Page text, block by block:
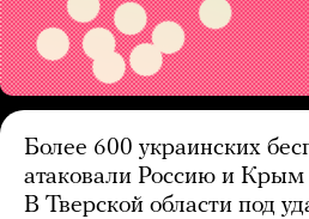
Более 600 украинских
атаковали Россию и Крым
В Тверской области под